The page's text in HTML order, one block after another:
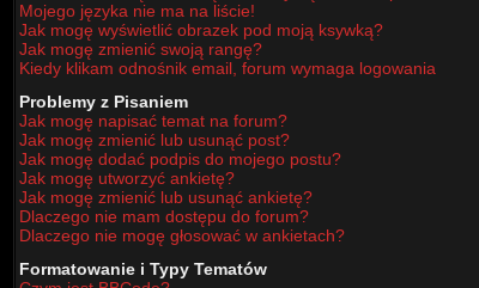
Mojego języka nie ma na liście!
Jak mogę wyświetlić obrazek pod moją ksywką?
Jak mogę zmienić swoją rangę?
Kiedy klikam odnośnik email, forum wymaga logowania
Problemy z Pisaniem
Jak mogę napisać temat na forum?
Jak mogę zmienić lub usunąć post?
Jak mogę dodać podpis do mojego postu?
Jak mogę utworzyć ankietę?
Jak mogę zmienić lub usunąć ankietę?
Dlaczego nie mam dostępu do forum?
Dlaczego nie mogę głosować w ankietach?
Formatowanie i Typy Tematów